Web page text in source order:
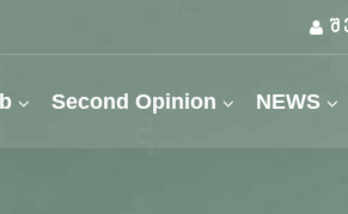
Second Opinion NEWS